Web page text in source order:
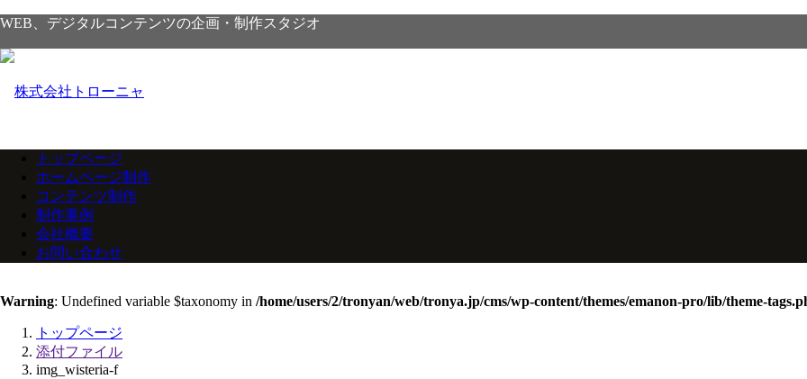
WEB、デジタルコンテンツの企画・制作スタジオ
トップページ
ホームページ制作
コンテンツ制作
制作事例
会社概要
お問い合わせ
Warning: Undefined variable $taxonomy in /home/users/2/tronyan/web/tronya.jp/cms/wp-content/themes/emanon-pro/lib/theme-
トップページ
添付ファイル
img_wisteria-f